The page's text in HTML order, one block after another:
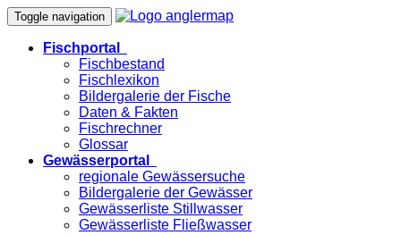
Toggle navigation
Fischportal
Fischbestand
Fischlexikon
Bildergalerie der Fische
Daten & Fakten
Fischrechner
Glossar
Gewässerportal
regionale Gewässersuche
Bildergalerie der Gewässer
Gewässerliste Stillwasser
Gewässerliste Fließwasser